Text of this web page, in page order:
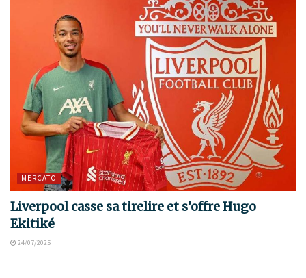
MERCATO
Liverpool casse sa tirelire et s’offre Hugo
Ekitiké
24/07/2025